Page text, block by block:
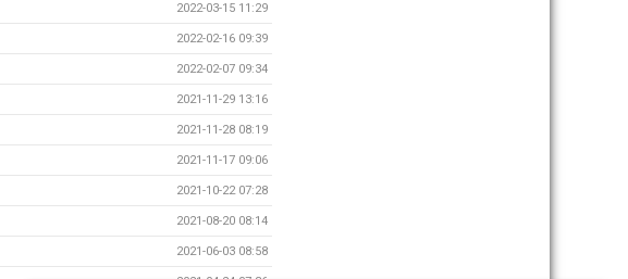
2022-03-15 11:29
2022-02-16 09:39
2022-02-07 09:34
2021-11-29 13:16
2021-11-28 08:19
2021-11-17 09:06
2021-10-22 07:28
2021-08-20 08:14
2021-06-03 08:58